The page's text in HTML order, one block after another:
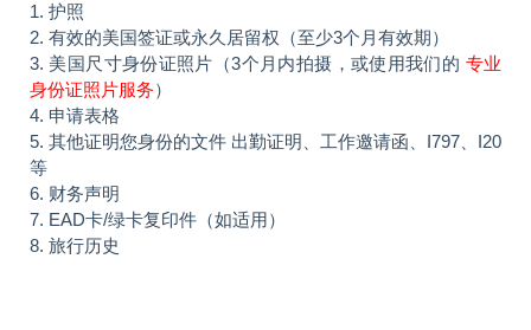
1. 护照
2. 有效的美国签证或永久居留权（至少3个月有效期）
3. 美国尺寸身份证照片（3个月内拍摄，或使用我们的 专业
身份证照片服务）
4. 申请表格
5. 其他证明您身份的文件 出勤证明、工作邀请函、I797、I20
等
6. 财务声明
7. EAD卡/绿卡复印件（如适用）
8. 旅行历史